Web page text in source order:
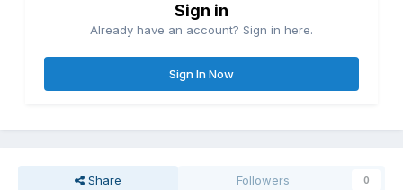
Sign in
Already have an account? Sign in here.
Sign In Now
Share Followers 0